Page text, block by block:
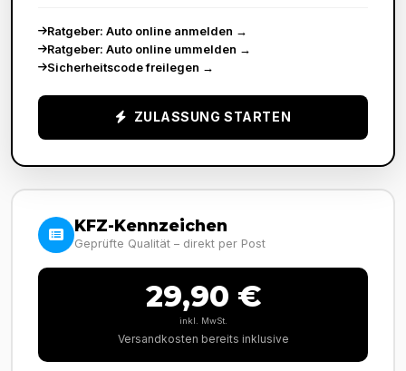
Ratgeber: Auto online anmelden →
Ratgeber: Auto online ummelden →
Sicherheitscode freilegen →
ZULASSUNG STARTEN
KFZ-Kennzeichen
Geprüfte Qualität – direkt per Post
29,90 €
inkl. MwSt.
Versandkosten bereits inklusive